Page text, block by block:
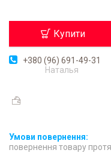
Купити
+380 (96) 691-49-31
Наталья
повернення товару